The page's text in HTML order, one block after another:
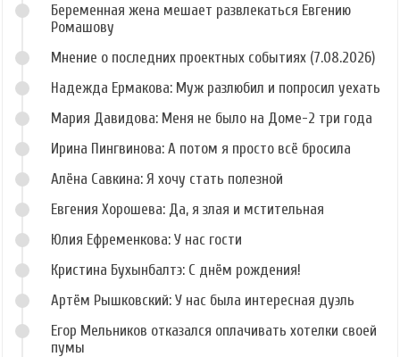
Беременная жена мешает развлекаться Евгению
Ромашову
Мнение о последних проектных событиях (7.08.2026)
Надежда Ермакова: Муж разлюбил и попросил уехать
Мария Давидова: Меня не было на Доме-2 три года
Ирина Пингвинова: А потом я просто всё бросила
Алёна Савкина: Я хочу стать полезной
Евгения Хорошева: Да, я злая и мстительная
Юлия Ефременкова: У нас гости
Кристина Бухынбалтэ: С днём рождения!
Артём Рышковский: У нас была интересная дуэль
Егор Мельников отказался оплачивать хотелки своей
пумы